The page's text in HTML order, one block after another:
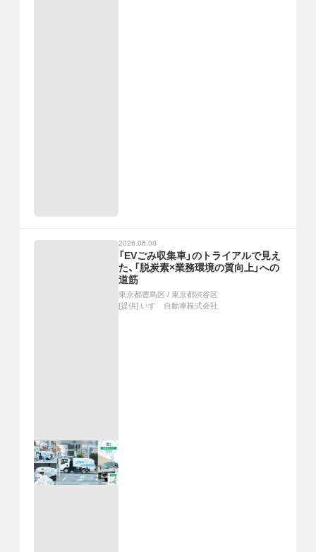
2026.06.08
「EVごみ収集車」のトライアルで見え
た、「脱炭素×業務環境の質向上」への
道筋
東京都豊島区 / 東京都渋谷区
[提供] いすゞ自動車株式会社